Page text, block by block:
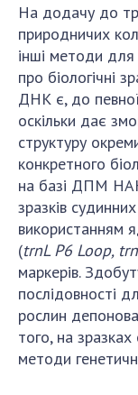
На додачу до
природничих
інші методи
про біологічні
ДНК є, до
оскільки дає
структуру
конкретного
на базі ДПМ
зразків
використанням
(trnL P6 Loop,
маркерів.
послідовності
рослин
того, на
методи